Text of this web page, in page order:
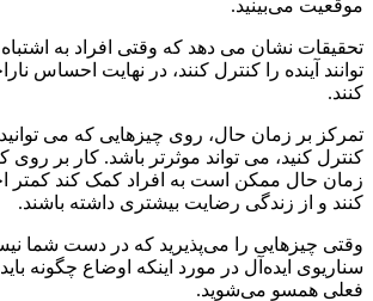
موقعیت می‌بینید.
تحقیقات نشان می دهد که وقتی افراد به
توانند آینده را کنترل کنند، در نهایت احساس
کنند.
تمرکز بر زمان حال، روی چیزهایی که می توانید
کنترل کنید، می تواند موثرتر باشد. کار بر روی
زمان حال ممکن است به افراد کمک کند کمتر
کنند و از زندگی رضایت بیشتری داشته باشند.
وقتی چیزهایی را می‌پذیرید که در دست شما
سناریوی ایده‌آل در مورد اینکه اوضاع چگونه
فعلی همسو می‌شوید.